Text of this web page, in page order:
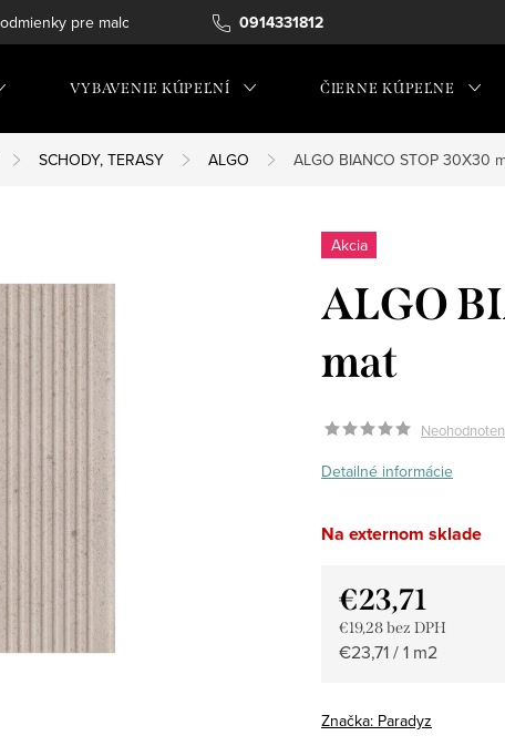
0914331812
pre maloobchod
VYBAVENIE KÚPEĽNÍ ČIERNE KÚPEĽNE
SCHODY, TERASY ALGO ALGO BIANCO STOP 30X30
Akcia
ALGO
mat
Detailné informácie
Na externom sklade
€23,71
€19,28 bez DPH
Jednotková
€23,71 / 1 m2
Značka: Paradyz